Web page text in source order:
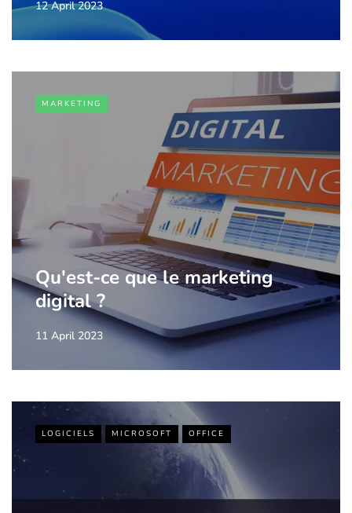
12 April 2023
MARKETING
Qu'est-ce que le marketing
digital ?
11 April 2023
LOGICIELS MICROSOFT OFFICE